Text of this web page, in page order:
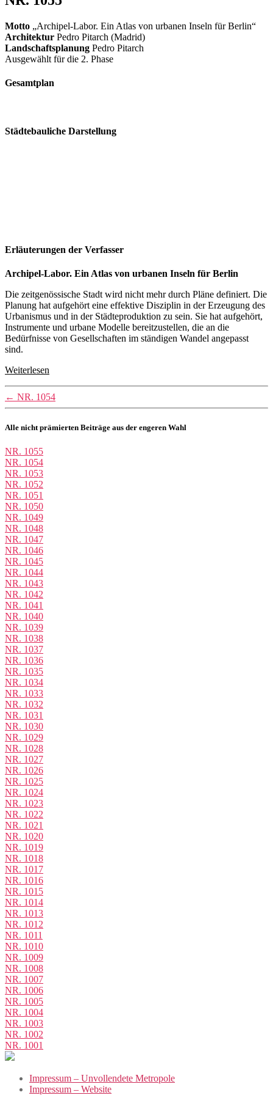
Motto „Archipel-Labor. Ein Atlas von urbanen Inseln für Berlin“
Architektur Pedro Pitarch (Madrid)
Landschaftsplanung Pedro Pitarch
Ausgewählt für die 2. Phase
Gesamtplan
Städtebauliche Darstellung
Erläuterungen der Verfasser
Archipel-Labor. Ein Atlas von urbanen Inseln für Berlin
Die zeitgenössische Stadt wird nicht mehr durch Pläne definiert. Die
Planung hat aufgehört eine effektive Disziplin in der Erzeugung des
Urbanismus und in der Städteproduktion zu sein. Sie hat aufgehört,
Instrumente und urbane Modelle bereitzustellen, die an die
Bedürfnisse von Gesellschaften im ständigen Wandel angepasst
sind.
Weiterlesen
← NR. 1054
Alle nicht prämierten Beiträge aus der engeren Wahl
NR. 1055
NR. 1054
NR. 1053
NR. 1052
NR. 1051
NR. 1050
NR. 1049
NR. 1048
NR. 1047
NR. 1046
NR. 1045
NR. 1044
NR. 1043
NR. 1042
NR. 1041
NR. 1040
NR. 1039
NR. 1038
NR. 1037
NR. 1036
NR. 1035
NR. 1034
NR. 1033
NR. 1032
NR. 1031
NR. 1030
NR. 1029
NR. 1028
NR. 1027
NR. 1026
NR. 1025
NR. 1024
NR. 1023
NR. 1022
NR. 1021
NR. 1020
NR. 1019
NR. 1018
NR. 1017
NR. 1016
NR. 1015
NR. 1014
NR. 1013
NR. 1012
NR. 1011
NR. 1010
NR. 1009
NR. 1008
NR. 1007
NR. 1006
NR. 1005
NR. 1004
NR. 1003
NR. 1002
NR. 1001
Impressum – Unvollendete Metropole
Impressum – Website